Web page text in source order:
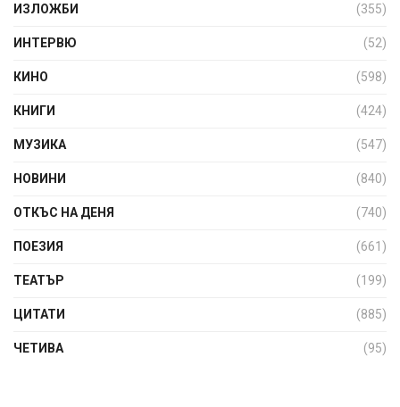
ИЗЛОЖБИ (355)
ИНТЕРВЮ (52)
КИНО (598)
КНИГИ (424)
МУЗИКА (547)
НОВИНИ (840)
ОТКЪС НА ДЕНЯ (740)
ПОЕЗИЯ (661)
ТЕАТЪР (199)
ЦИТАТИ (885)
ЧЕТИВА (95)